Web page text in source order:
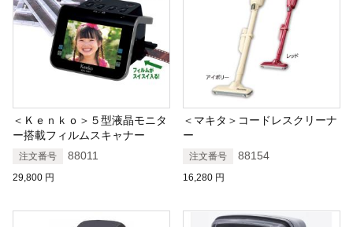
＜Ｋｅｎｋｏ＞５型液晶モニタ
ー搭載フィルムスキャナー
注文番号 88011
29,800 円
＜マキタ＞コードレスクリーナ
ー
注文番号 88154
16,280 円